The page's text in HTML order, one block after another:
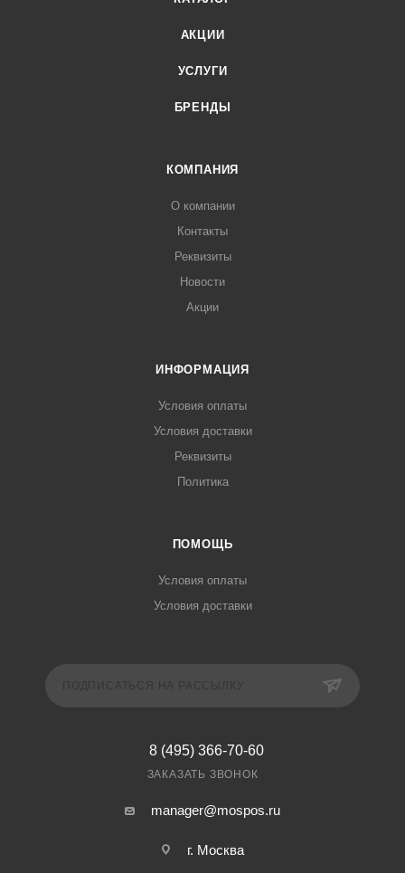
шкаф от перегрева свыше 300°С.
Шкаф жарочный ШЖЭ-3 имеет крашеные боковые и
Передняя панель - нержавеющая сталь.
АКЦИИ
УСЛУГИ
БРЕНДЫ
КОМПАНИЯ
О компании
Контакты
Реквизиты
Новости
Акции
ИНФОРМАЦИЯ
Условия оплаты
Условия доставки
Реквизиты
Политика
ПОМОЩЬ
Условия оплаты
Условия доставки
8 (495) 366-70-60
ЗАКАЗАТЬ ЗВОНОК
manager@mospos.ru
г. Москва